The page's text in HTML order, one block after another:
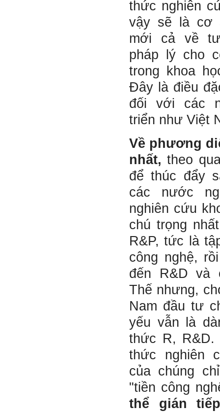
thức nghiên
vậy sẽ là cơ
mới cả về
pháp lý cho
trong khoa
Đây là điều
đối với các
triển như Việt
Về phương
nhất,theo
để thúc đẩy
các nước
nghiên cứu
chú trọng
R&P, tức là
công nghệ,
đến R&D và
Thế nhưng,
Nam đầu tư
yếu vẫn là
thức R,
thức nghiên
của chúng
"tiền công
thể gián